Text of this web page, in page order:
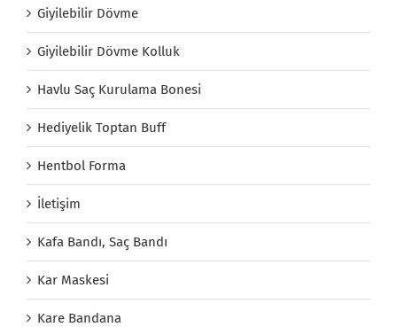
Giyilebilir Dövme
Giyilebilir Dövme Kolluk
Havlu Saç Kurulama Bonesi
Hediyelik Toptan Buff
Hentbol Forma
İletişim
Kafa Bandı, Saç Bandı
Kar Maskesi
Kare Bandana